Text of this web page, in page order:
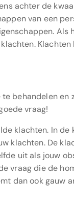
achter de
van een
Als
behandelen en
vraag!
klachten. In de
klachten. De
uit als jouw
vraag die de
dan ook gauw